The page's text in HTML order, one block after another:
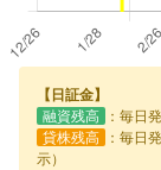
【日証金】
融資残高
：毎日
貸株残高
：毎日
示）